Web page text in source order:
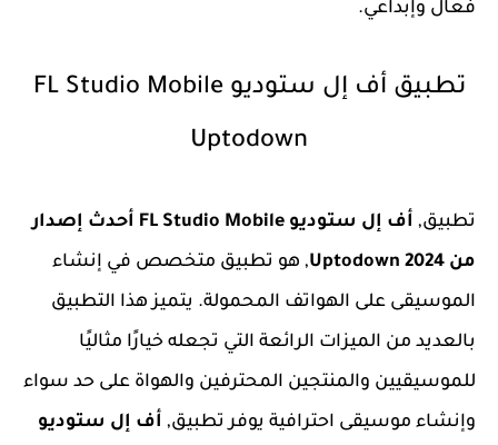
فعال وإبداعي.
تطبيق أف إل ستوديو FL Studio Mobile
Uptodown
تطبيق,
أف إل ستوديو FL Studio Mobile أحدث إصدار
من Uptodown 2024
, هو تطبيق متخصص في إنشاء
الموسيقى على الهواتف المحمولة. يتميز هذا التطبيق
بالعديد من الميزات الرائعة التي تجعله خيارًا مثاليًا
للموسيقيين والمنتجين المحترفين والهواة على حد سواء
وإنشاء موسيقى احترافية يوفر تطبيق, أف إل ستوديو